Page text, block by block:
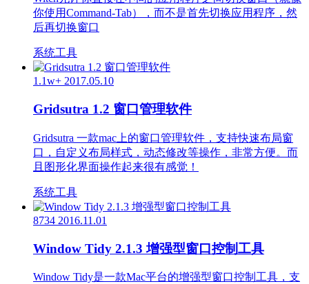
你使用Command-Tab），而不是首先切换应用程序，然
后再切换窗口
系统工具
1.1w+ 2017.05.10
Gridsutra 1.2 窗口管理软件
Gridsutra 一款mac上的窗口管理软件，支持快速布局窗
口，自定义布局样式，动态修改等操作，非常方便。而
且图形化界面操作起来很有感觉！
系统工具
8734 2016.11.01
Window Tidy 2.1.3 增强型窗口控制工具
Window Tidy是一款Mac平台的增强型窗口控制工具，支